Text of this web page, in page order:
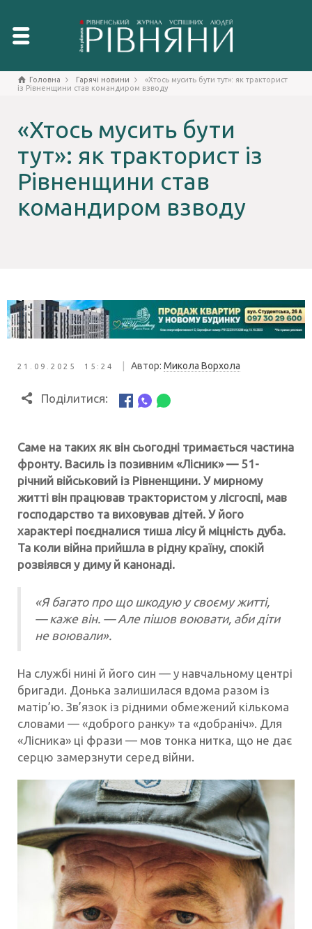
Головна Гарячі новини
«Хтось мусить бути тут»: як тракторист
із Рівненщини став командиром взводу
«Хтось мусить бути
тут»: як тракторист із
Рівненщини став
командиром взводу
21.09.2025 15:24 Автор: Микола Ворхола
Поділитися:
Саме на таких як він сьогодні тримається частина
фронту. Василь із позивним «Лісник» — 51-
річний військовий із Рівненщини. У мирному
житті він працював трактористом у лісгоспі, мав
господарство та виховував дітей. У його
характері поєдналися тиша лісу й міцність дуба.
Та коли війна прийшла в рідну країну, спокій
розвіявся у диму й канонаді.
«Я багато про що шкодую у своєму житті,
— каже він. — Але пішов воювати, аби діти
не воювали».
На службі нині й його син — у навчальному центрі
бригади. Донька залишилася вдома разом із
матір’ю. Зв’язок із рідними обмежений кількома
словами — «доброго ранку» та «добраніч». Для
«Лісника» ці фрази — мов тонка нитка, що не дає
серцю замерзнути серед війни.